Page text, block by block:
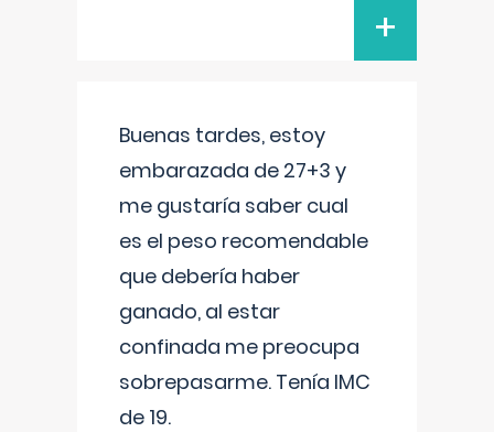
+
Buenas tardes, estoy
embarazada de 27+3 y
me gustaría saber cual
es el peso recomendable
que debería haber
ganado, al estar
confinada me preocupa
sobrepasarme. Tenía IMC
de 19.